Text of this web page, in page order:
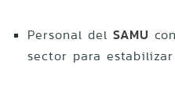
Personal del SAMU
sector para